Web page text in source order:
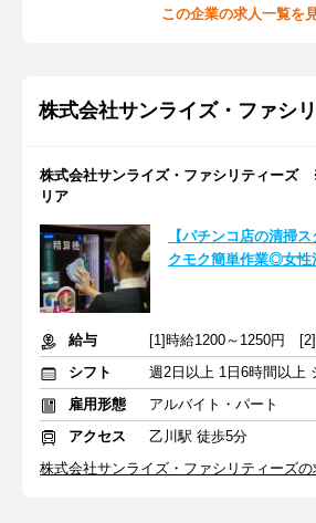
この企業の求人一覧を
株式会社サンライズ・ファシ
株式会社サンライズ・ファシリティーズ
リア
【パチンコ店の清掃
クモク簡単作業◎女性
給与
[1]時給1200～1250円 [2]
シフト
雇用形態
アルバイト・パート
アクセス
乙川駅 徒歩5分
株式会社サンライズ・ファシリティーズ